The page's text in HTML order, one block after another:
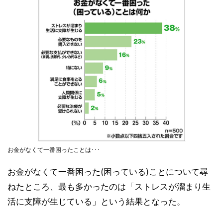
お金がなくて一番困ったことは･･･
お金がなくて一番困った(困っている)ことについて尋
ねたところ、最も多かったのは「ストレスが溜まり生
活に支障が生じている」という結果となった。